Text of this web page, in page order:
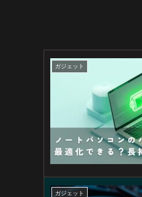
ガジェット
ガジェット